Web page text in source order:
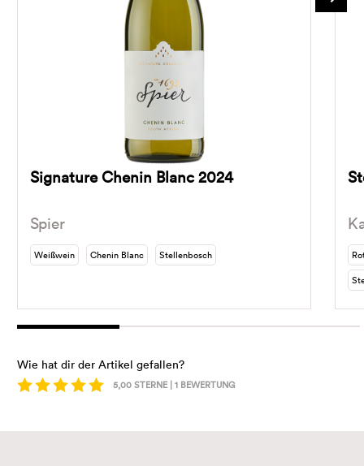
Signature Chenin Blanc 2024
Spier
Weißwein Chenin Blanc Stellenbosch
Wie hat dir der Artikel gefallen?
5,00STERNE | 1 BEWERTUNG